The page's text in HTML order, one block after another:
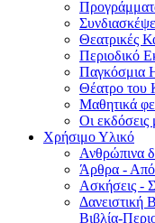
Θεατρικές
Περιοδικό
Παγκόσμια
Θέατρο του
Μαθητικά
Οι εκδόσεις
Χρήσιμο Υλικό
Ανθρώπινα
Άρθρα -
Ασκήσεις -
Δανειστική
Βιβλία-